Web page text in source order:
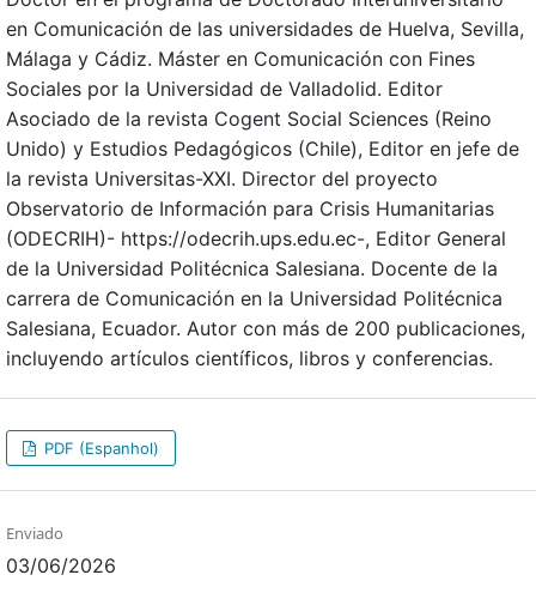
en Comunicación de las universidades de Huelva, Sevilla,
Málaga y Cádiz. Máster en Comunicación con Fines
Sociales por la Universidad de Valladolid. Editor
Asociado de la revista Cogent Social Sciences (Reino
Unido) y Estudios Pedagógicos (Chile), Editor en jefe de
la revista Universitas-XXI. Director del proyecto
Observatorio de Información para Crisis Humanitarias
(ODECRIH)- https://odecrih.ups.edu.ec-, Editor General
de la Universidad Politécnica Salesiana. Docente de la
carrera de Comunicación en la Universidad Politécnica
Salesiana, Ecuador. Autor con más de 200 publicaciones,
incluyendo artículos científicos, libros y conferencias.
PDF (Espanhol)
Enviado
03/06/2026